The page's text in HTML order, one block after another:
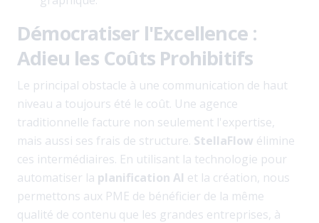
Démocratiser l'Excellence :
Adieu les Coûts Prohibitifs
Le principal obstacle à une communication de haut
niveau a toujours été le coût. Une agence
traditionnelle facture non seulement l'expertise,
mais aussi ses frais de structure. StellaFlow élimine
ces intermédiaires. En utilisant la technologie pour
automatiser la planification AI et la création, nous
permettons aux PME de bénéficier de la même
qualité de contenu que les grandes entreprises, à